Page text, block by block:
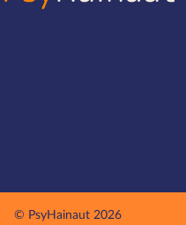
© PsyHainaut 2026